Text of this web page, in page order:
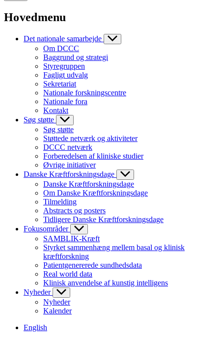
Hovedmenu
Det nationale samarbejde
Om DCCC
Baggrund og strategi
Styregruppen
Fagligt udvalg
Sekretariat
Nationale forskningscentre
Nationale fora
Kontakt
Søg støtte
Søg støtte
Støttede netværk og aktiviteter
DCCC netværk
Forberedelsen af kliniske studier
Øvrige initiativer
Danske Kræftforskningsdage
Danske Kræftforskningsdage
Om Danske Kræftforskningsdage
Tilmelding
Abstracts og posters
Tidligere Danske Kræftforskningsdage
Fokusområder
SAMBLIK-Kræft
Styrket sammenhæng mellem basal og klinisk
kræftforskning
Patientgenererede sundhedsdata
Real world data
Klinisk anvendelse af kunstig intelligens
Nyheder
Nyheder
Kalender
English